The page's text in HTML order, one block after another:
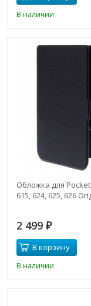
В наличии
Обложка для
615, 624, 625, 626
2 499₽
В корзину
В наличии